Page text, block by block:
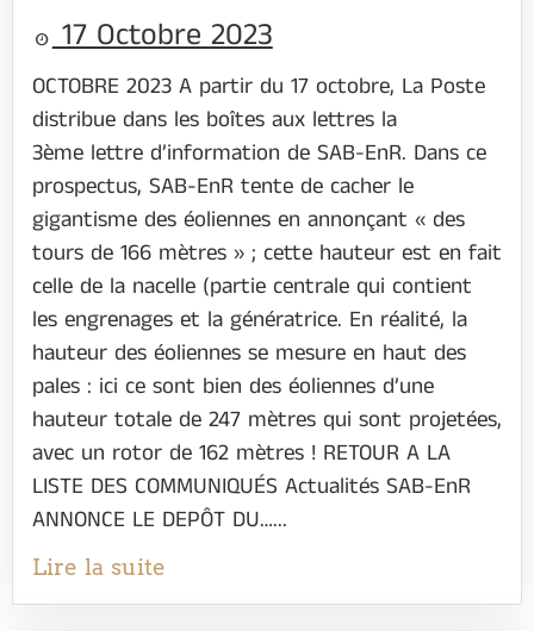
17 Octobre 2023
OCTOBRE 2023 A partir du 17 octobre, La Poste
distribue dans les boîtes aux lettres la
3ème lettre d’information de SAB-EnR. Dans ce
prospectus, SAB-EnR tente de cacher le
gigantisme des éoliennes en annonçant « des
tours de 166 mètres » ; cette hauteur est en fait
celle de la nacelle (partie centrale qui contient
les engrenages et la génératrice. En réalité, la
hauteur des éoliennes se mesure en haut des
pales : ici ce sont bien des éoliennes d’une
hauteur totale de 247 mètres qui sont projetées,
avec un rotor de 162 mètres ! RETOUR A LA
LISTE DES COMMUNIQUÉS Actualités SAB-EnR
ANNONCE LE DEPÔT DU…...
Lire la suite